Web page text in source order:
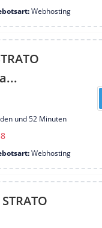
Webhosting
und 52 Minuten
Webhosting